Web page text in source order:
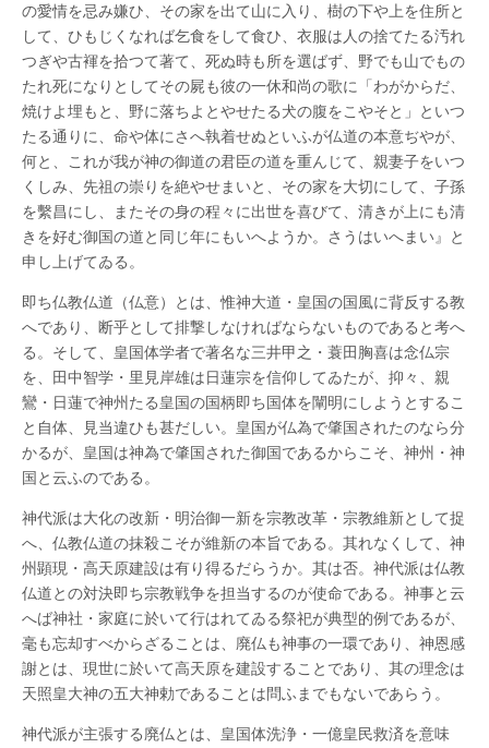
館
大
學
下
山
陽
太
は
の愛情を忌み嫌ひ、その家を出て山に入り、樹の下や上を住所と
して、ひもじくなれば乞食をして食ひ、衣服は人の捨てたる汚れ
つぎや古褌を拾つて著て、死ぬ時も所を選ばず、野でも山でもの
たれ死になりとしてその屍も彼の一休和尚の歌に「わがからだ、
焼けよ埋もと、野に落ちよとやせたる犬の腹をこやそと」といつ
たる通りに、命や体にさへ執着せぬといふが仏道の本意ぢやが、
何と、これが我が神の御道の君臣の道を重んじて、親妻子をいつ
くしみ、先祖の崇りを絶やせまいと、その家を大切にして、子孫
を繫昌にし、またその身の程々に出世を喜びて、清きが上にも清
きを好む御国の道と同じ年にもいへようか。さうはいへまい』と
申し上げてゐる。
即ち仏教仏道（仏意）とは、惟神大道・皇国の国風に背反する教
へであり、断乎として排撃しなければならないものであると考へ
る。そして、皇国体学者で著名な三井甲之・蓑田胸喜は念仏宗
を、田中智学・里見岸雄は日蓮宗を信仰してゐたが、抑々、親
鸞・日蓮で神州たる皇国の国柄即ち国体を闡明にしようとするこ
と自体、見当違ひも甚だしい。皇国が仏為で肇国されたのなら分
かるが、皇国は神為で肇国された御国であるからこそ、神州・神
国と云ふのである。
神代派は大化の改新・明治御一新を宗教改革・宗教維新として捉
へ、仏教仏道の抹殺こそが維新の本旨である。其れなくして、神
州顕現・高天原建設は有り得るだらうか。其は否。神代派は仏教
仏道との対決即ち宗教戦争を担当するのが使命である。神事と云
へば神社・家庭に於いて行はれてゐる祭祀が典型的例であるが、
毫も忘却すべからざることは、廃仏も神事の一環であり、神恩感
謝とは、現世に於いて高天原を建設することであり、其の理念は
天照皇大神の五大神勅であることは問ふまでもないであらう。
神代派が主張する廃仏とは、皇国体洗浄・一億皇民救済を意味